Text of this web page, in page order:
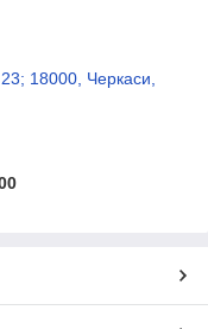
18000, Черкаси,